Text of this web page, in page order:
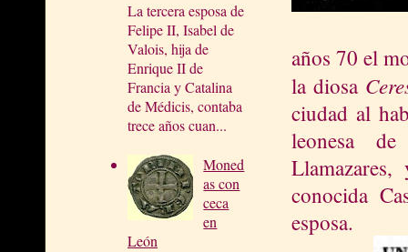
La tercera esposa de
Felipe II, Isabel de
Valois, hija de
Enrique II de
Francia y Catalina
de Médicis, contaba
trece años cuan...
Moned
as con
ceca
en
León
años 70 el
la diosa
ciudad al
leonesa
conocida
esposa.